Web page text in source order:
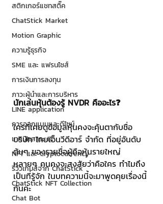
สติกเกอร์แชทสติ๊ค
ChatStick Market
Motion Graphic
ความรู้ธุรกิจ
SME และ แฟรนไชส์
การเงินการลงทุน
ภาวะผู้นำและการบริหาร
LINE application
การออกแบบและดีไซน์
เทคนิคสาระ IT
NFT และ Cryptocurrency
รีวิวเกมส์จาก ChatStick
ChatStick NFT Collection
Chat Bot
นักเล่นหุ้นต้องรู้ NVDR คืออะไร❓
ใครที่เคยดูข้อมูลหุ้นคงจะคุ้นตากับชื่อ
บริษัท ไทยเอ็นวีดีอาร์ จำกัด ที่อยู่อันดับ
ต้นๆ ของรายชื่อผู้ถือหุ้นรายใหญ่
หลายๆ คนคงจะสงสัยว่าคือใคร ทำไมถึง
เป็นที่รู้จัก ในบทความนี้จะมาพูดคุยเรื่องนี้
กันค่ะ